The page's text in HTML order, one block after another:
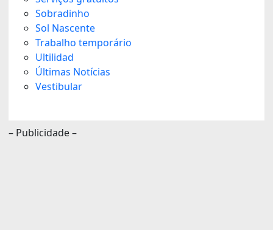
Sobradinho
Sol Nascente
Trabalho temporário
Ultilidad
Últimas Notícias
Vestibular
– Publicidade –